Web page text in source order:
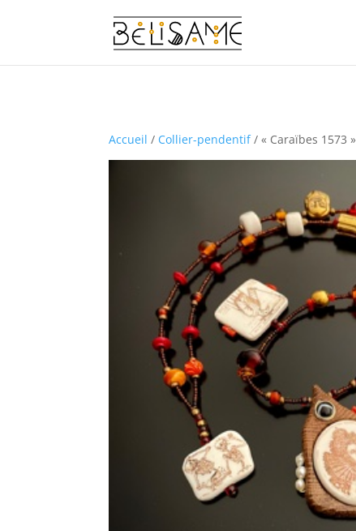
Accueil / Collier-pendentif/ « Caraïbes 1573 »